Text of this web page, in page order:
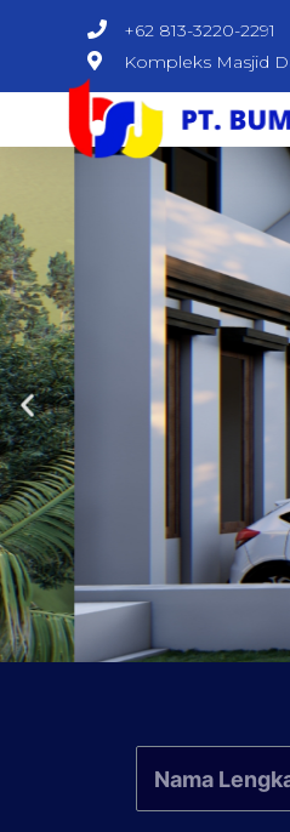
+62 813-3220-2291
Kompleks Masjid